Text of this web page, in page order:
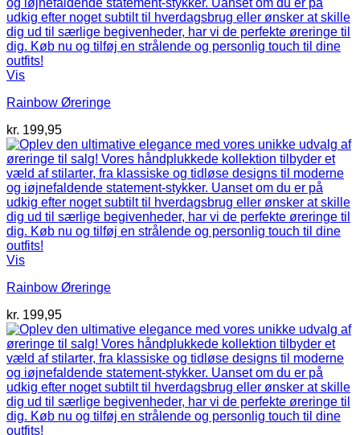
Vis
Rainbow Øreringe
kr. 199,95
Vis
Rainbow Øreringe
kr. 199,95